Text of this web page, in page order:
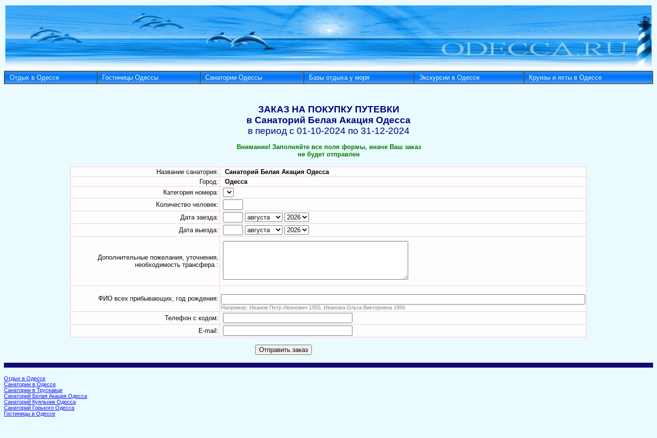
Отдых в Одессе Гостиницы Одессы Санатории Одессы Базы отдыха у моря Экскурсии в Одессе Круизы и яхты в Одессе
ЗАКАЗ НА ПОКУПКУ ПУТЕВКИ
в Санаторий Белая Акация Одесса
в период с 01-10-2024 по 31-12-2024
Внимание! Заполняйте все поля формы, иначе Ваш заказ
не будет отправлен
Название санатория:
Санаторий Белая Акация Одесса
Город:
Одесса
Категория номера:
Количество человек:
Дата заезда:
Дата выезда:
Дополнительные пожелания, уточнения,
необходимость трансфера :
ФИО всех прибывающих, год рождения:
Например: Иванов Петр Иванович 1955, Иванова Ольга Викторовна 1956
Телефон с кодом:
E-mail:
Отдых в Одессе
Санатории в Одессе
Санатории в Трускавце
Санаторий Белая Акация Одесса
Санаторий Куяльник Одесса
Санаторий Горького Одесса
Гостиницы в Одессе